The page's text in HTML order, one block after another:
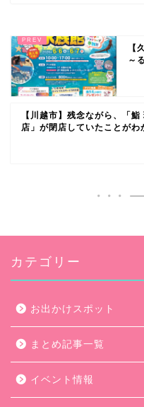
【
～
【川越市】残念ながら、「
店」が閉店していたことがわ
カテゴリー
お出かけスポット
まとめ記事一覧
イベント情報